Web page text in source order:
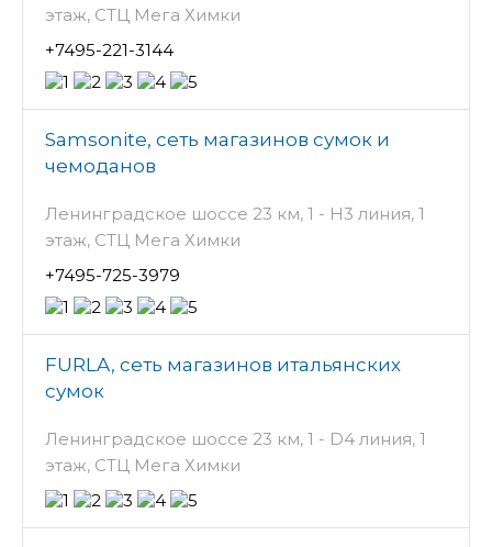
этаж, СТЦ Мега Химки
+7495-221-3144
Samsonite, сеть магазинов сумок и
чемоданов
Ленинградское шоссе 23 км, 1 - H3 линия, 1
этаж, СТЦ Мега Химки
+7495-725-3979
FURLA, сеть магазинов итальянских
сумок
Ленинградское шоссе 23 км, 1 - D4 линия, 1
этаж, СТЦ Мега Химки